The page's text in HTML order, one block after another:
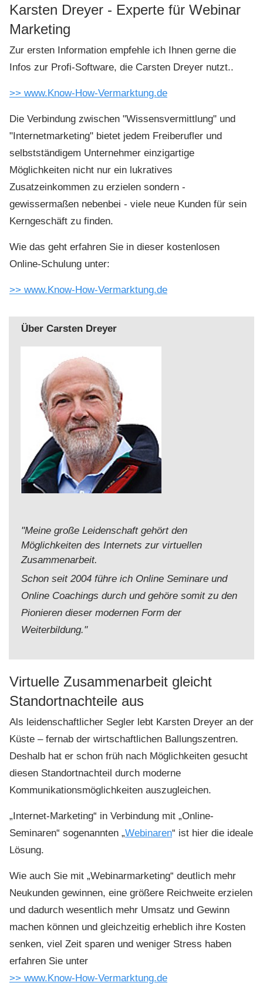
Karsten Dreyer - Experte für Webinar
Marketing
Zur ersten Information empfehle ich Ihnen gerne die
Infos zur Profi-Software, die Carsten Dreyer nutzt..
>> www.Know-How-Vermarktung.de
Die Verbindung zwischen "Wissensvermittlung" und
"Internetmarketing" bietet jedem Freiberufler und
selbstständigem Unternehmer einzigartige
Möglichkeiten nicht nur ein lukratives
Zusatzeinkommen zu erzielen sondern -
gewissermaßen nebenbei - viele neue Kunden für sein
Kerngeschäft zu finden.
Wie das geht erfahren Sie in dieser kostenlosen
Online-Schulung unter:
>> www.Know-How-Vermarktung.de
Über Carsten Dreyer
"Meine große Leidenschaft gehört den
Möglichkeiten des Internets zur virtuellen
Zusammenarbeit.
Schon seit 2004 führe ich Online Seminare und
Online Coachings durch und gehöre somit zu den
Pionieren dieser modernen Form der
Weiterbildung."
Virtuelle Zusammenarbeit gleicht
Standortnachteile aus
Als leidenschaftlicher Segler lebt Karsten Dreyer an der
Küste – fernab der wirtschaftlichen Ballungszentren.
Deshalb hat er schon früh nach Möglichkeiten gesucht
diesen Standortnachteil durch moderne
Kommunikationsmöglichkeiten auszugleichen.
„Internet-Marketing“ in Verbindung mit „Online-
Seminaren“ sogenannten „Webinaren“ ist hier die ideale
Lösung.
Wie auch Sie mit „Webinarmarketing“ deutlich mehr
Neukunden gewinnen, eine größere Reichweite erzielen
und dadurch wesentlich mehr Umsatz und Gewinn
machen können und gleichzeitig erheblich ihre Kosten
senken, viel Zeit sparen und weniger Stress haben
erfahren Sie unter
>> www.Know-How-Vermarktung.de